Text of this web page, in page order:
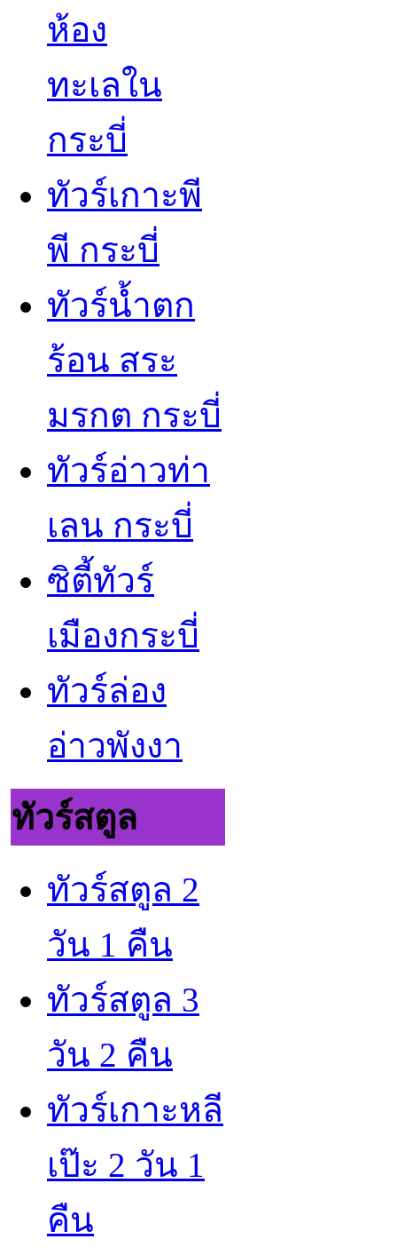
ห้อง
ทะเลใน
กระบี่
ทัวร์เกาะพี
พี กระบี่
ทัวร์น้ำตก
ร้อน สระ
มรกต กระบี่
ทัวร์อ่าวท่า
เลน กระบี่
ซิตี้ทัวร์
เมืองกระบี่
ทัวร์ล่อง
อ่าวพังงา
ทัวร์สตูล
ทัวร์สตูล 2
วัน 1 คืน
ทัวร์สตูล 3
วัน 2 คืน
ทัวร์เกาะหลี
เป๊ะ 2 วัน 1
คืน